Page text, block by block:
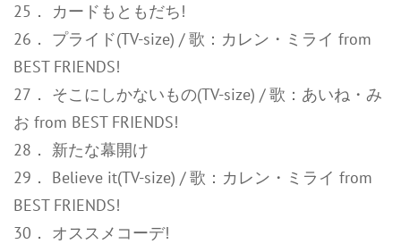
25． カードもともだち!
26． プライド(TV-size) / 歌：カレン・ミライ from
BEST FRIENDS!
27． そこにしかないもの(TV-size) / 歌：あいね・み
お from BEST FRIENDS!
28． 新たな幕開け
29． Believe it(TV-size) / 歌：カレン・ミライ from
BEST FRIENDS!
30． オススメコーデ!